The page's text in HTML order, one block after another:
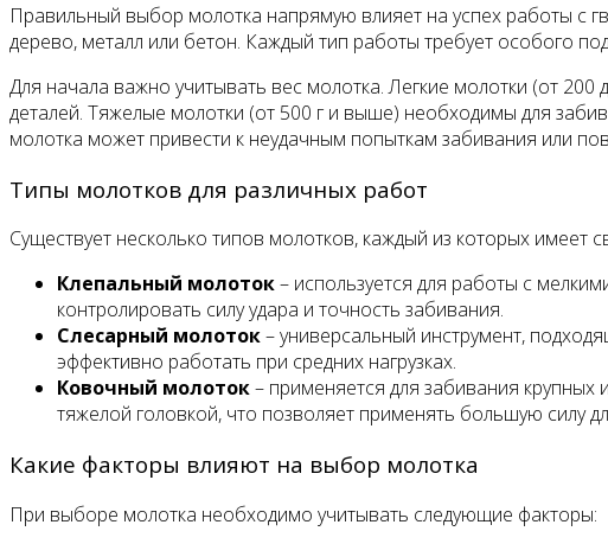
Правильный выбор молотка напрямую влияет на успех работы с
дерево, металл или бетон. Каждый тип работы требует особого
Для начала важно учитывать вес молотка. Легкие молотки (от
деталей. Тяжелые молотки (от 500 г и выше) необходимы для
молотка может привести к неудачным попыткам забивания или
Типы молотков для различных работ
Существует несколько типов молотков, каждый из которых имеет
Клепальный молоток– используется для работы с
контролировать силу удара и точность забивания.
Слесарный молоток– универсальный инструмент,
эффективно работать при средних нагрузках.
Ковочный молоток– применяется для забивания
тяжелой головкой, что позволяет применять большую силу
Какие факторы влияют на выбор молотка
При выборе молотка необходимо учитывать следующие факторы: